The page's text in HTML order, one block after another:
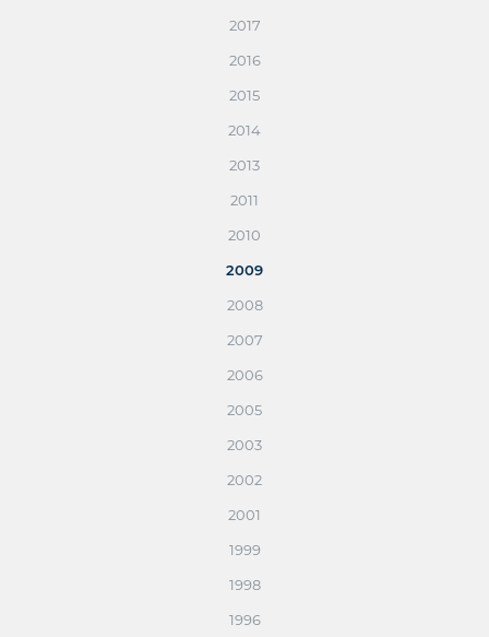
2017
2016
2015
2014
2013
2011
2010
2009
2008
2007
2006
2005
2003
2002
2001
1999
1998
1996